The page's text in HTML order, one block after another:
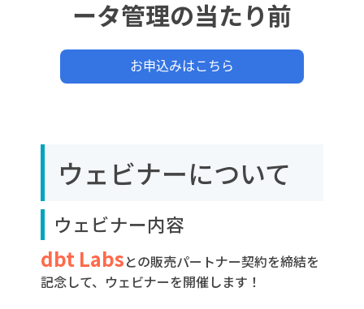
ータ管理の当たり前
ウェビナーについて
ウェビナー内容
dbt Labsとの販売パートナー契約を締結を
記念して、ウェビナーを開催します！